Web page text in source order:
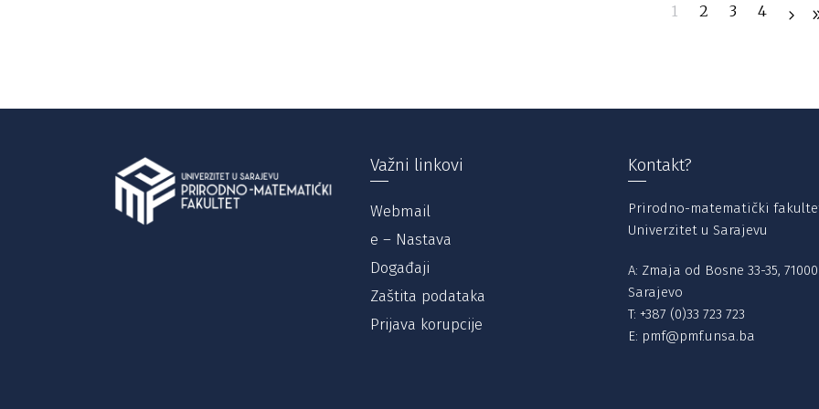
1 2 3 4
Važni linkovi
Webmail
e – Nastava
Događaji
Zaštita podataka
Prijava korupcije
Kontakt?
Prirodno-matematički
Univerzitet u Sarajevu
A: Zmaja od Bosne 33-35, 71000
Sarajevo
T: +387 (0)33 723 723
E: pmf@pmf.unsa.ba